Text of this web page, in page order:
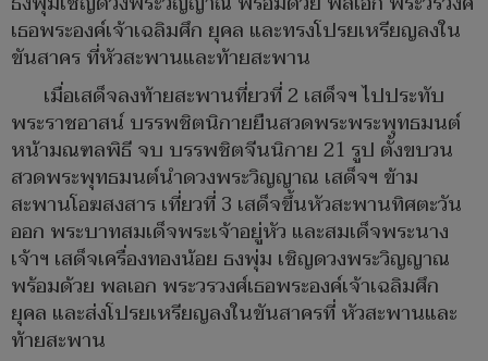
เธอพระองค์เจ้าเฉลิมศึก ยุคล และทรงโปรยเหรียญลงใน
ขันสาคร ที่หัวสะพานและท้ายสะพาน
เมื่อเสด็จลงท้ายสะพานที่ยวที่ 2 เสด็จฯ ไปประทับ
พระราชอาสน์ บรรพชิตนิกายยืนสวดพระพระพุทธมนต์
หน้ามณฑลพิธี จบ บรรพชิตจีนนิกาย 21 รูป ตั้งขบวน
สวดพระพุทธมนต์นำดวงพระวิญญาณ เสด็จฯ ข้าม
สะพานโอฆสงสาร เที่ยวที่ 3 เสด็จขึ้นหัวสะพานทิศตะวัน
ออก พระบาทสมเด็จพระเจ้าอยู่หัว และสมเด็จพระนาง
เจ้าฯ เสด็จเครื่องทองน้อย ธงพุ่ม เชิญดวงพระวิญญาณ
พร้อมด้วย พลเอก พระวรวงศ์เธอพระองค์เจ้าเฉลิมศึก
ยุคล และส่งโปรยเหรียญลงในขันสาครที่ หัวสะพานและ
ท้ายสะพาน